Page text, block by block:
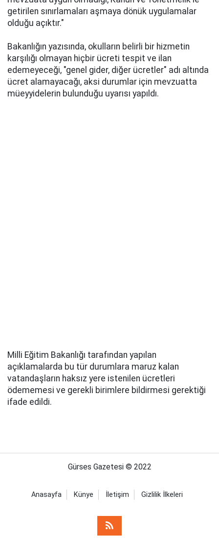
getirilen sınırlamaları aşmaya dönük uygulamalar
olduğu açıktır."
Bakanlığın yazısında, okulların belirli bir hizmetin
karşılığı olmayan hiçbir ücreti tespit ve ilan
edemeyeceği, "genel gider, diğer ücretler" adı altında
ücret alamayacağı, aksi durumlar için mevzuatta
müeyyidelerin bulunduğu uyarısı yapıldı.
Milli Eğitim Bakanlığı tarafından yapılan
açıklamalarda bu tür durumlara maruz kalan
vatandaşların haksız yere istenilen ücretleri
ödememesi ve gerekli birimlere bildirmesi gerektiği
ifade edildi.
Gürses Gazetesi © 2022
Anasayfa Künye İletişim Gizlilik İlkeleri